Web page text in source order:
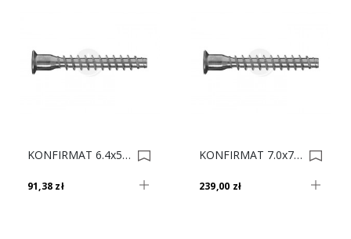
KONFIRMAT 6.4x50 IB Op.1000 0001275
91,38 zł
KONFIRMAT 7.0x70 IB/GR Op.1000 0001849
239,00 zł